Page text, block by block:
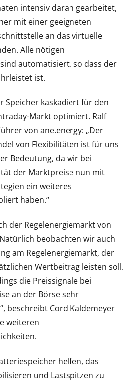
intensiv daran gearbeitet,
mit einer geeigneten
an das virtuelle
Alle nötigen
automatisiert, so dass der
ist.
Speicher kaskadiert für den
Markt optimiert. Ralf
von ane.energy: „Der
von Flexibilitäten ist für uns
Bedeutung, da wir bei
der Marktpreise nun mit
ein weiteres
haben.“
der Regelenergiemarkt von
beobachten wir auch
am Regelenergiemarkt, der
Wertbeitrag leisten soll.
die Preissignale bei
an der Börse sehr
beschreibt Cord Kaldemeyer
weiteren
helfen, das
und Lastspitzen zu